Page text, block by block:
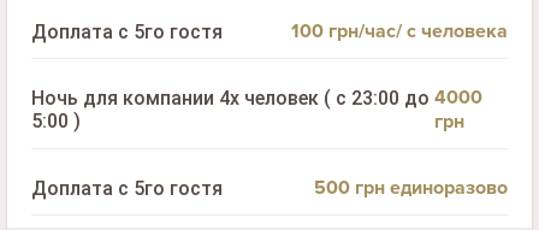
Доплата с 5го гостя 100 грн/час/ с человека
Ночь для компании 4х человек ( с 23:00 до
5:00 )
4000
грн
Доплата с 5го гостя 500 грн единоразово